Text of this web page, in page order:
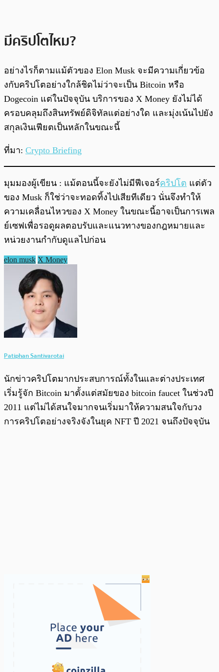
มีคริปโตไหม?
อย่างไรก็ตามแม้ตัวของ Elon Musk จะมีความเกี่ยวข้อ
งกับคริปโตอย่างใกล้ชิดไม่ว่าจะเป็น Bitcoin หรือ
Dogecoin แต่ในปัจจุบัน บริการของ X Money ยังไม่ได้
ครอบคลุมถึงสินทรัพย์ดิจิทัลแต่อย่างใด และมุ่งเน้นไปยัง
สกุลเงินเฟียตเป็นหลักในขณะนี้
ที่มา: Crypto Briefing
มุมมองผู้เขียน : แม้ตอนนี้จะยังไม่มีฟีเจอร์คริปโต แต่ตัว
ของ Musk ก็ใช่ว่าจะทอดทิ้งไปเสียทีเดียว นั่นจึงทำให้
ความเคลื่อนไหวของ X Money ในขณะนี้อาจเป็นการเพล
ย์เซฟเพื่อรอดูผลตอบรับและแนวทางของกฎหมายและ
หน่วยงานกำกับดูแลไปก่อน
elon musk X Money
Patiphan Santivarotai
นักข่าวคริปโตมากประสบการณ์ทั้งในและต่างประเทศ
เริ่มรู้จัก Bitcoin มาตั้งแต่สมัยของ bitcoin faucet ในช่วงปี
2011 แต่ไม่ได้สนใจมากจนเริ่มมาให้ความสนใจกับวง
การคริปโตอย่างจริงจังในยุค NFT ปี 2021 จนถึงปัจจุบัน